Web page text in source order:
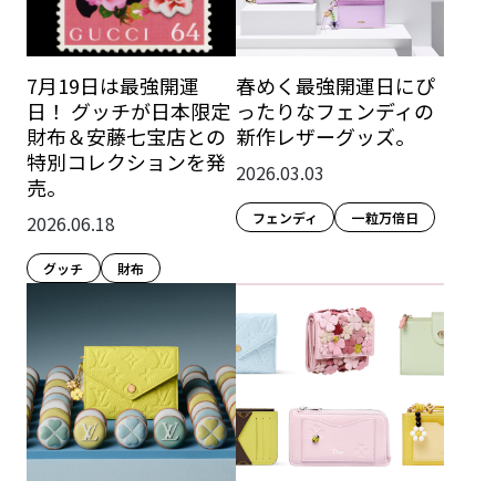
7月19日は最強開運
日！ グッチが日本限定
財布＆安藤七宝店との
特別コレクションを発
売。
2026.06.18
グッチ 財布
春めく最強開運日にぴ
ったりなフェンディの
新作レザーグッズ。
2026.03.03
フェンディ 一粒万倍日